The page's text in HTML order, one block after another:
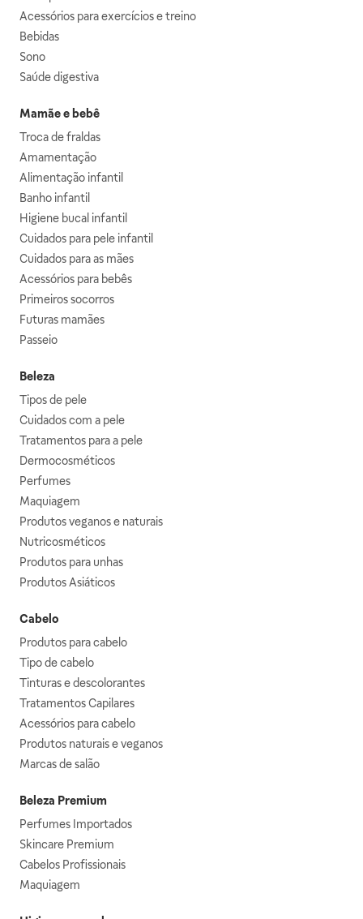
Acessórios para exercícios e treino
Bebidas
Sono
Saúde digestiva
Mamãe e bebê
Troca de fraldas
Amamentação
Alimentação infantil
Banho infantil
Higiene bucal infantil
Cuidados para pele infantil
Cuidados para as mães
Acessórios para bebês
Primeiros socorros
Futuras mamães
Passeio
Beleza
Tipos de pele
Cuidados com a pele
Tratamentos para a pele
Dermocosméticos
Perfumes
Maquiagem
Produtos veganos e naturais
Nutricosméticos
Produtos para unhas
Produtos Asiáticos
Cabelo
Produtos para cabelo
Tipo de cabelo
Tinturas e descolorantes
Tratamentos Capilares
Acessórios para cabelo
Produtos naturais e veganos
Marcas de salão
Beleza Premium
Perfumes Importados
Skincare Premium
Cabelos Profissionais
Maquiagem